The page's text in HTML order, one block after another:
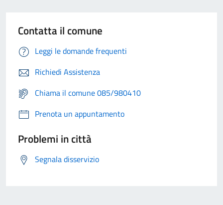
Contatta il comune
Leggi le domande frequenti
Richiedi Assistenza
Chiama il comune 085/980410
Prenota un appuntamento
Problemi in città
Segnala disservizio